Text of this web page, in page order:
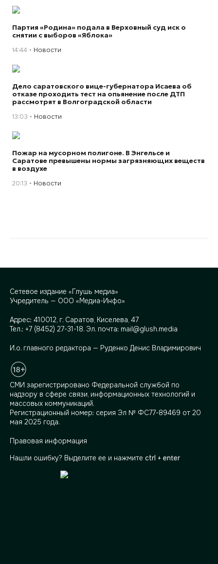
Партия «Родина» подала в Верховный суд иск о
снятии с выборов «Яблока»
14:44 Новости
Дело саратовского вице-губернатора Исаева об
отказе проходить тест на опьянение после ДТП
рассмотрят в Волгоградской области
13:03 Новости
Пожар на мусорном полигоне. В Энгельсе и
Саратове превышены нормы загрязняющих веществ
в воздухе
20:13 Новости
Сетевое издание «Глушь медиа»
Учредитель — ООО «Медиа-Инфо»
Адрес: 410012, г. Саратов, Киселева, 47
Тел.: +7 (8452) 27-31-18. Эл. почта: mail@glush.media
И.о. главного редактора — Руденко Денис Владимирович
СМИ зарегистрировано Федеральной службой по
надзору в сфере связи, информационных технологий и
массовых коммуникаций.
Регистрационный номер: серия Эл № ФС77-89469 от 20
мая 2025 года.
Правовая информация
Нашли ошибку? Выделите ее и нажмите ctrl + enter